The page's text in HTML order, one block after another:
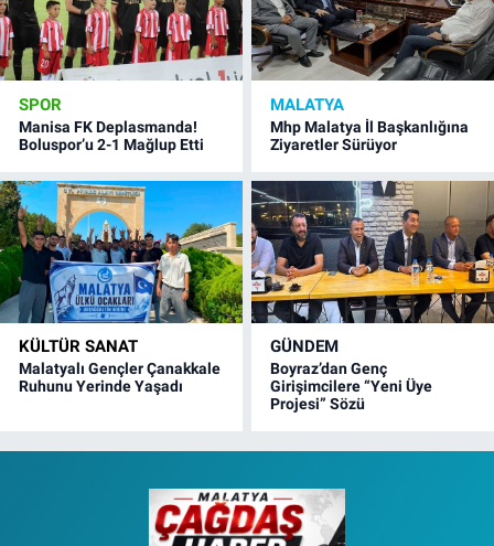
SPOR
Manisa FK Deplasmanda!
Boluspor’u 2-1 Mağlup Etti
MALATYA
Mhp Malatya İl Başkanlığına
Ziyaretler Sürüyor
KÜLTÜR SANAT
Malatyalı Gençler Çanakkale
Ruhunu Yerinde Yaşadı
GÜNDEM
Boyraz’dan Genç
Girişimcilere “Yeni Üye
Projesi” Sözü